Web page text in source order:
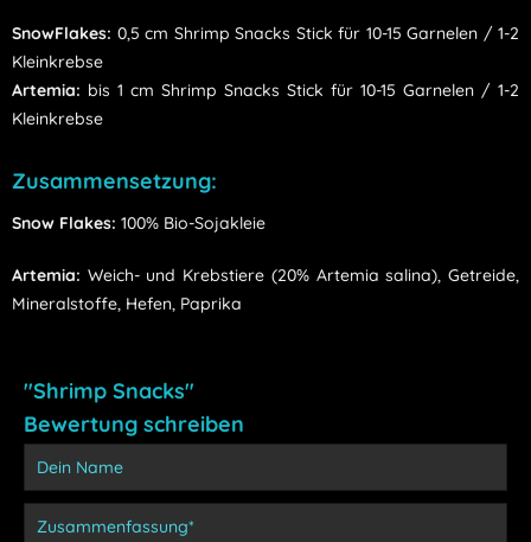
SnowFlakes: 0,5 cm Shrimp Snacks Stick für 10-15 Garnelen / 1-2
Kleinkrebse
Artemia: bis 1 cm Shrimp Snacks Stick für 10-15 Garnelen / 1-2
Kleinkrebse
Zusammensetzung:
Snow Flakes: 100% Bio-Sojakleie
Artemia: Weich- und Krebstiere (20% Artemia salina), Getreide,
Mineralstoffe, Hefen, Paprika
"Shrimp Snacks"
Bewertung schreiben